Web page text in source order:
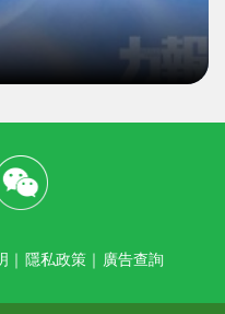
｜ 隱私政策 ｜ 廣告查詢